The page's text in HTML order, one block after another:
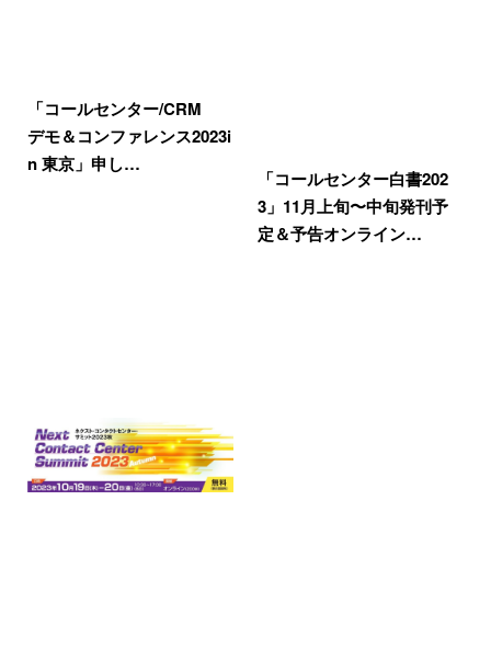
「コールセンター/CRM
デモ＆コンファレンス2023i
n 東京」申し…
「コールセンター白書202
3」11月上旬〜中旬発刊予
定＆予告オンライン…